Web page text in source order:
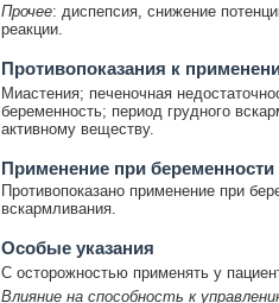
Прочее: диспепсия, снижение
реакции.
Противопоказания к
Миастения; печеночная
беременность; период грудного
активному веществу.
Применение при
Противопоказано применение при
вскармливания.
Особые указания
С осторожностью применять у
Влияние на способность к